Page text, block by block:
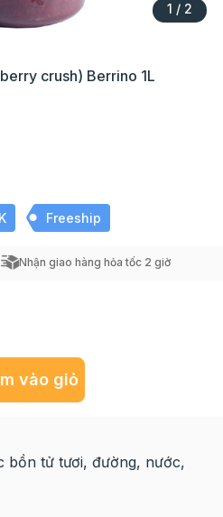
1 / 2
crush) Berrino 1L
Freeship
Nhận giao hàng hỏa tốc 2 giờ
vào giỏ
bồn tử tươi, đường, nước,